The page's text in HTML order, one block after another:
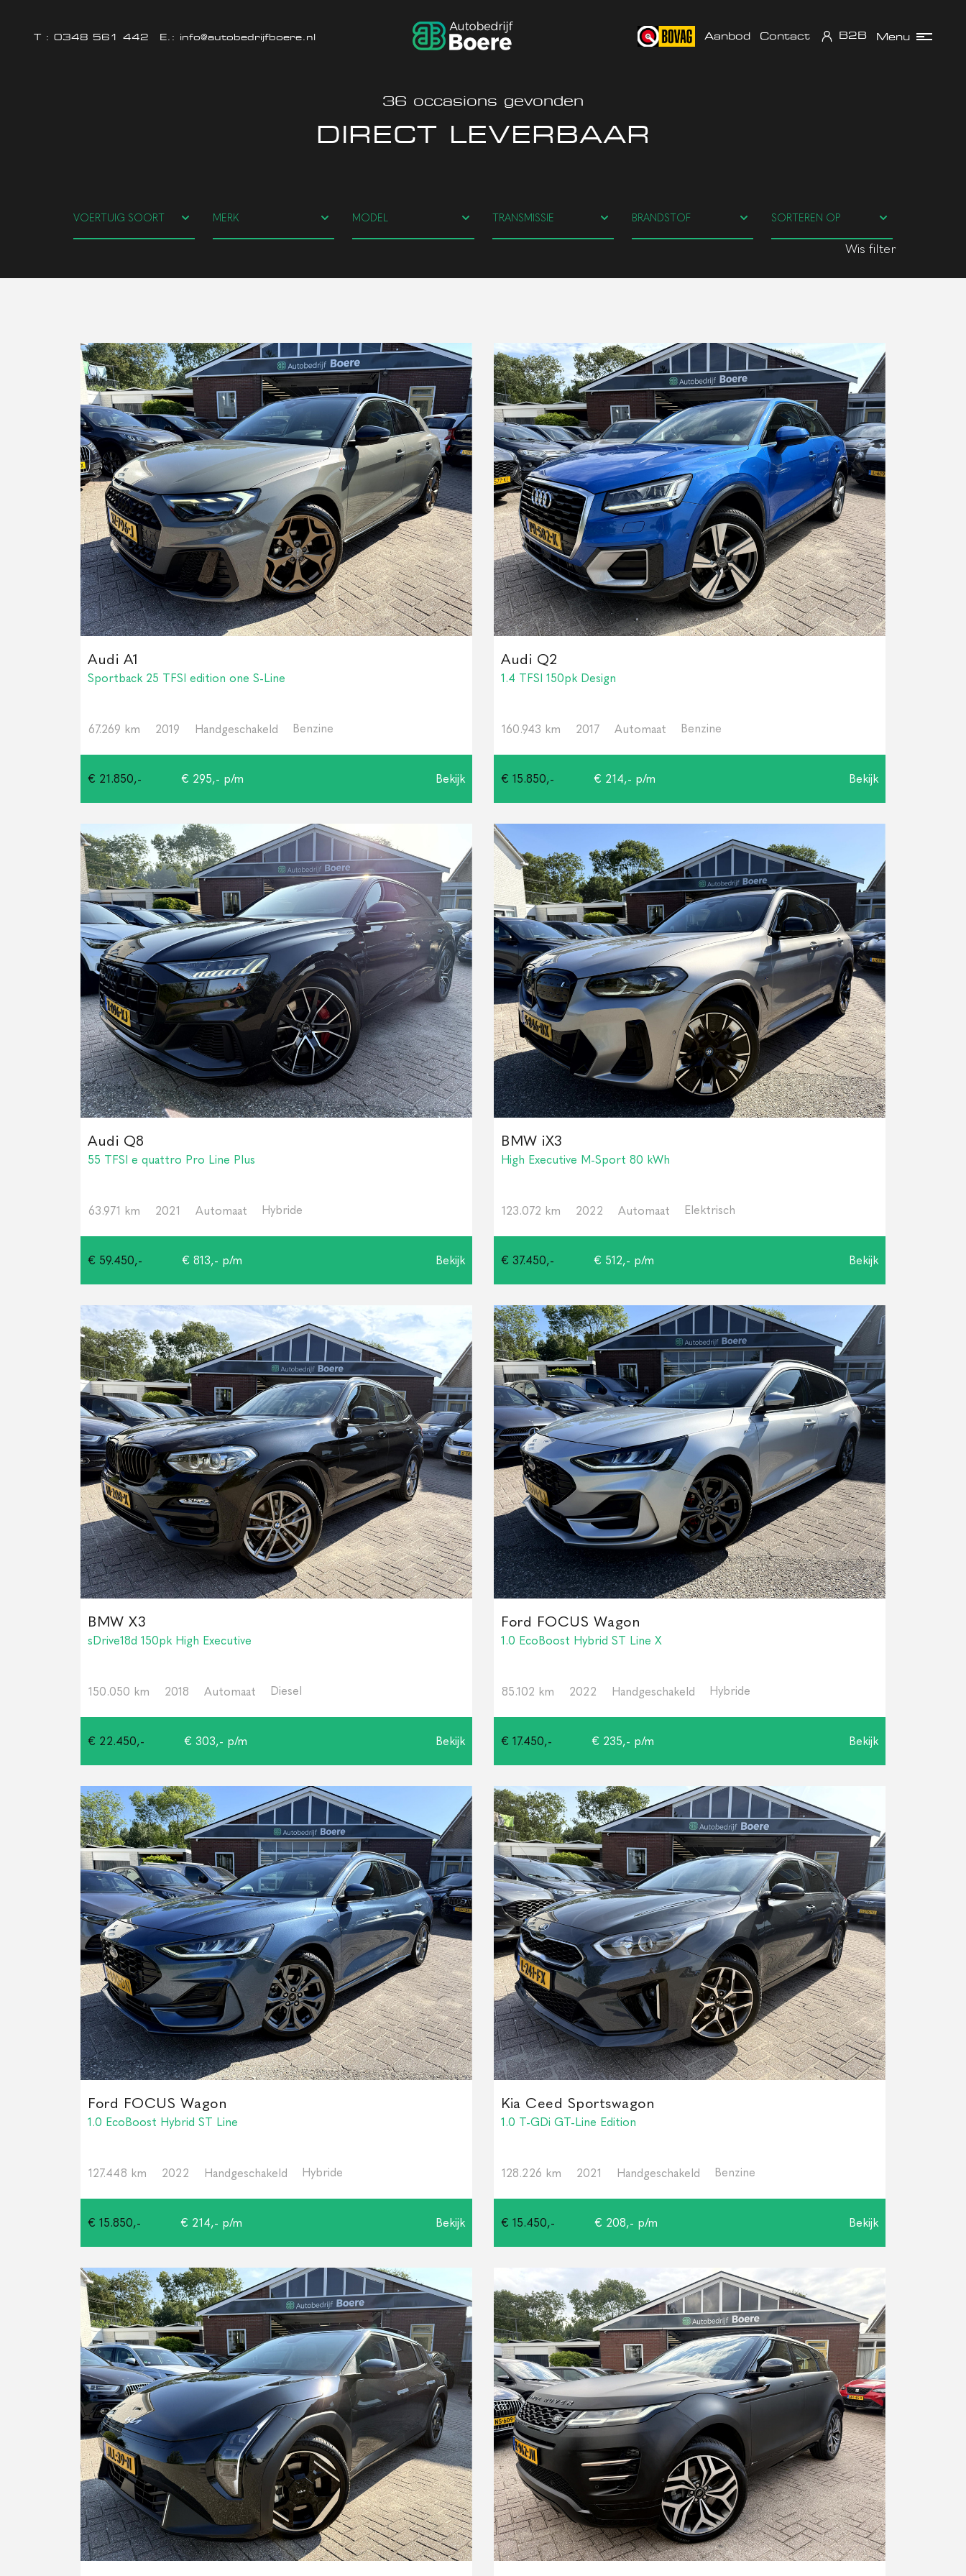
T : 0348 561 442 E.: info@autobedrijfboere.nl Aanbod Contact B2B Menu
36 occasions gevonden
DIRECT LEVERBAAR
Wis filter
Audi A1
Sportback 25 TFSI edition one S-Line
67.269 km 2019 Handgeschakeld Benzine
€ 21.850,- € 295,- p/m Bekijk
Audi Q2
1.4 TFSI 150pk Design
160.943 km 2017 Automaat Benzine
€ 15.850,- € 214,- p/m Bekijk
Audi Q8
55 TFSI e quattro Pro Line Plus
63.971 km 2021 Automaat Hybride
€ 59.450,- € 813,- p/m Bekijk
BMW iX3
High Executive M-Sport 80 kWh
123.072 km 2022 Automaat Elektrisch
€ 37.450,- € 512,- p/m Bekijk
BMW X3
sDrive18d 150pk High Executive
150.050 km 2018 Automaat Diesel
€ 22.450,- € 303,- p/m Bekijk
Ford FOCUS Wagon
1.0 EcoBoost Hybrid ST Line X
85.102 km 2022 Handgeschakeld Hybride
€ 17.450,- € 235,- p/m Bekijk
Ford FOCUS Wagon
1.0 EcoBoost Hybrid ST Line
127.448 km 2022 Handgeschakeld Hybride
€ 15.850,- € 214,- p/m Bekijk
Kia Ceed Sportswagon
1.0 T-GDi GT-Line Edition
128.226 km 2021 Handgeschakeld Benzine
€ 15.450,- € 208,- p/m Bekijk